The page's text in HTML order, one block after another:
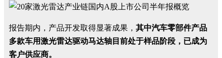
报告期内，产品开发取得显著成果， 其中汽车零部件产品
多款车用激光雷达驱动马达轴目前处于样品阶段，已成为
客户供应商。